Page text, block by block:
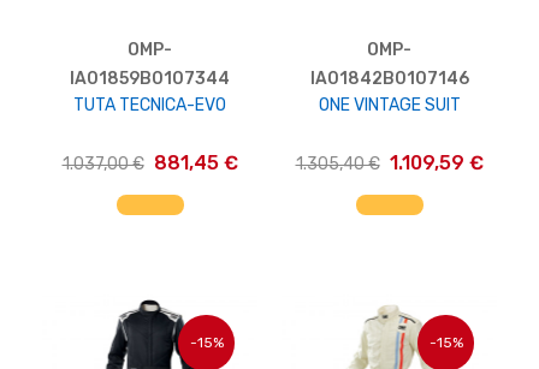
OMP-
IA01859B0107344
TUTA TECNICA-EVO
1.037,00 € 881,45 €
AGGIUNGI AL CARRELLO
OMP-
IA01842B0107146
ONE VINTAGE SUIT
1.305,40 € 1.109,59 €
AGGIUNGI AL CARRELLO
-15% -15%